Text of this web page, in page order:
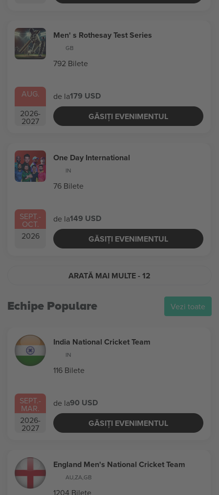
AUG.
2026-
2027
Men' s Rothesay Test Series
GB
792 Bilete
de la179 USD
GĂSIȚI EVENIMENTUL
SEPT.-
OCT.
2026
One Day International
IN
76 Bilete
de la149 USD
GĂSIȚI EVENIMENTUL
ARATĂ MAI MULTE- 12
Echipe Populare Vezi toate
SEPT.-
MAR.
2026-
2027
India National Cricket Team
IN
116 Bilete
de la90 USD
GĂSIȚI EVENIMENTUL
England Men's National Cricket Team
AU,ZA,GB
1204 Bilete